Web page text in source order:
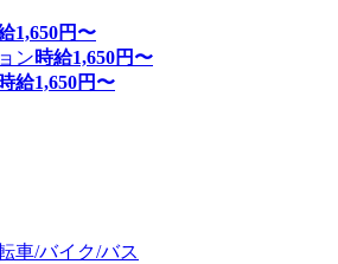
1,650円〜
ン時給1,650円〜
時給1,650円〜
車/バイク/バス